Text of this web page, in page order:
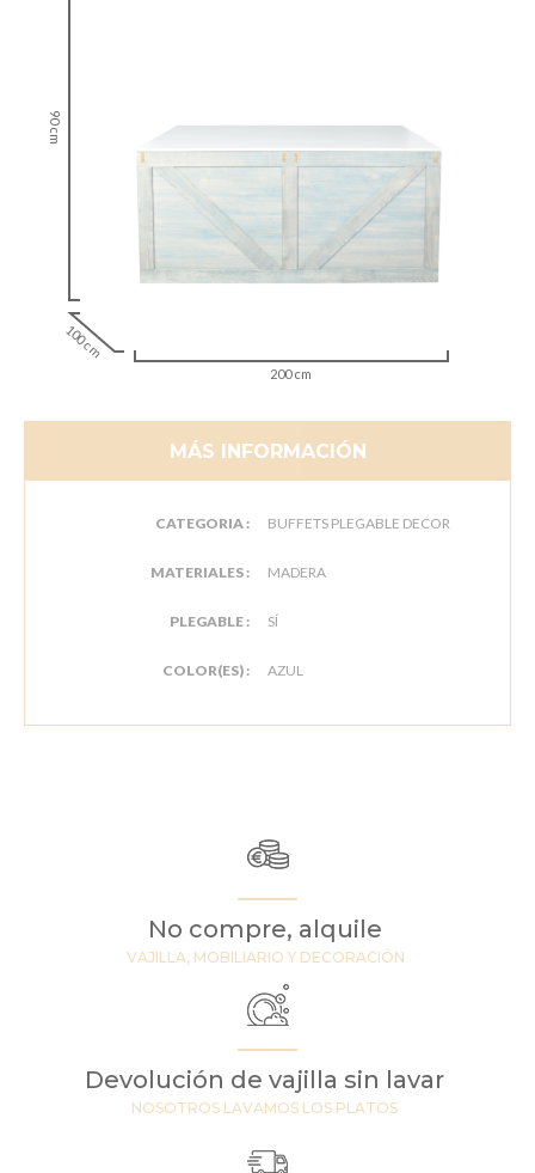
90 cm
100 cm
200 cm
MÁS INFORMACIÓN
CATEGORIA : BUFFETS PLEGABLE DECOR
MATERIALES : MADERA
PLEGABLE : SÍ
COLOR(ES) : AZUL
No compre, alquile
VAJILLA, MOBILIARIO Y DECORACIÓN
Devolución de vajilla sin lavar
NOSOTROS LAVAMOS LOS PLATOS